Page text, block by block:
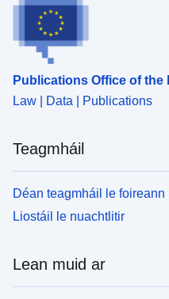
Publications Office of the
Law | Data | Publications
Teagmháil
Déan teagmháil le foireann
Liostáil le nuachtlitir
Lean muid ar